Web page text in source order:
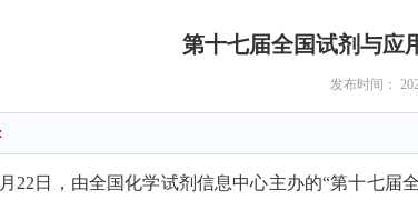
第十七届全国试剂与应
发布时间：
22日，由全国化学试剂信息中心主办的“第十七届